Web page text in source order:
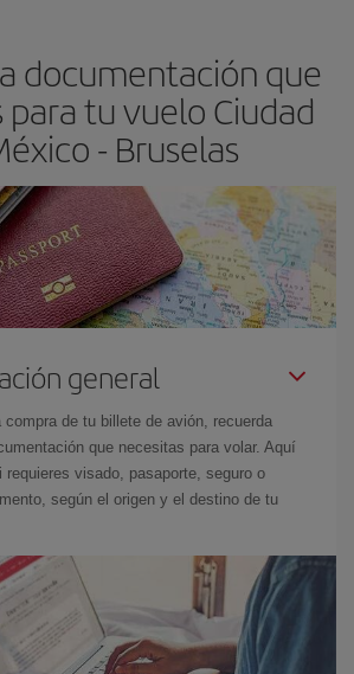
documentación que
para tu vuelo Ciudad
- Bruselas
general
compra de tu billete de avión, recuerda
que necesitas para volar. Aquí
requieres visado, pasaporte, seguro o
según el origen y el destino de tu